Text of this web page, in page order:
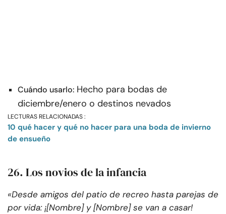
Cuándo usarlo: Hecho para bodas de
diciembre/enero o destinos nevados
LECTURAS RELACIONADAS :
10 qué hacer y qué no hacer para una boda de invierno
de ensueño
26. Los novios de la infancia
«Desde amigos del patio de recreo hasta parejas de
por vida: ¡[Nombre] y [Nombre] se van a casar!